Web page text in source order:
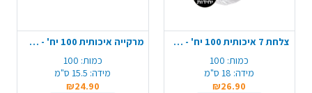
צלחת 7 איכותית 100 יח' - שקוף
כמות: 100
מידה: 18 ס"מ
₪26.90
מרקייה איכותית 100 יח' - שקוף
כמות: 100
מידה: 15.5 ס"מ
₪24.90